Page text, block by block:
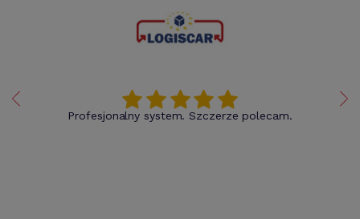
Profesjonalny system. Szczerze polecam.